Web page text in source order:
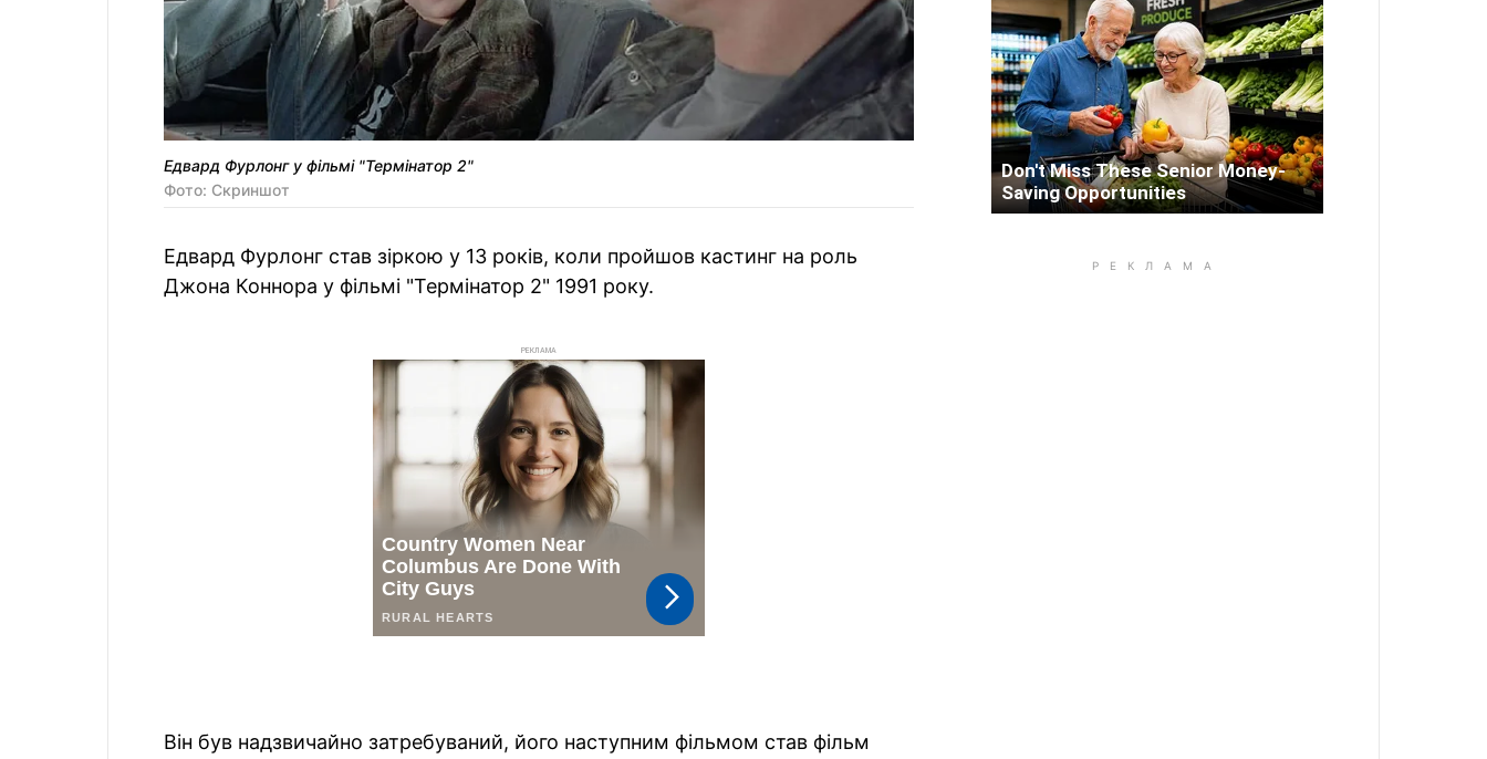
Едвард Фурлонг у фільмі "Термінатор 2"
Фото: Скриншот
Едвард Фурлонг став зіркою у 13 років, коли пройшов кастинг на роль
Джона Коннора у фільмі "Термінатор 2" 1991 року.
РЕКЛАМА
Він був надзвичайно затребуваний, його наступним фільмом став фільм
Don't Miss These Senior Money-
Saving Opportunities